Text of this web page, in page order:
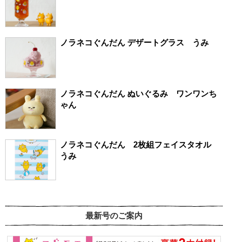
ノラネコぐんだん デザートグラス うみ
ノラネコぐんだん ぬいぐるみ ワンワンち
ゃん
ノラネコぐんだん 2枚組フェイスタオル
うみ
最新号のご案内